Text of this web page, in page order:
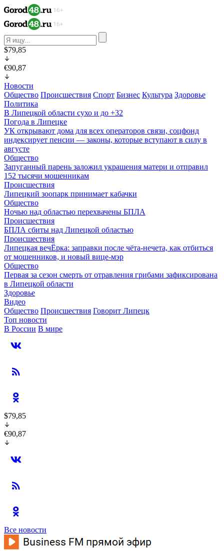
$79,85
€90,87
Новости
Общество Происшествия Спорт Бизнес Культура Здоровье
Политика
В Липецкой области сухо и до +32
Погода в Липецке
УК открывают дома для всех операторов связи, соцфонд
индексирует пенсии — законы, которые вступают в силу в
августе
Общество
Запуганный парень заложил украшения матери и отправил
152 тысячи мошенникам
Происшествия
Липецкий зоопарк принимает кабачки
Общество
Ночью над областью перехвачены БПЛА
Происшествия
БПЛА сбиты над Липецкой областью
Происшествия
Липецкая вечЁрка: заправки после чёта-нечета, как отбиться
от мошенников, и новый вице-мэр
Общество
Первая за сезон смерть от отравления грибами зафиксирована
в Липецкой области
Здоровье
Видео
Общество Происшествия Говорит Липецк
Топ новости
В России В мире
$79,85
€90,87
Все новости